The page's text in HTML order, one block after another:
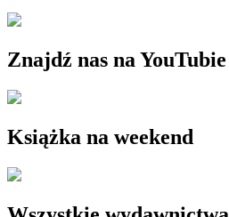
Znajdź nas na YouTubie
Książka na weekend